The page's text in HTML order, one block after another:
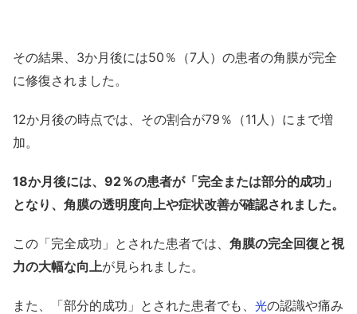
その結果、3か月後には50％（7人）の患者の角膜が完全
に修復されました。
12か月後の時点では、その割合が79％（11人）にまで増
加。
18か月後には、92％の患者が「完全または部分的成功」
となり、角膜の透明度向上や症状改善が確認されました。
この「完全成功」とされた患者では、 角膜の完全回復と視
力の大幅な向上が見られました。
また、「部分的成功」とされた患者でも、 光の認識や痛み